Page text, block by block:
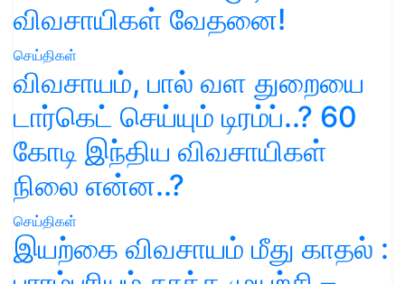
விவசாயிகள் வேதனை!
செய்திகள்
விவசாயம், பால் வள துறையை
டார்கெட் செய்யும் டிரம்ப்..? 60
கோடி இந்திய விவசாயிகள்
நிலை என்ன..?
செய்திகள்
இயற்கை விவசாயம் மீது காதல் :